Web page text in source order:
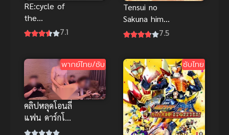
RE:cycle of
the
PENGUINDR
เมะดราม่า
ลึกลับสุดป่วน
7.1
Tensui no
Sakuna hime
เจ้าหญิงซาคุ7.5
พากย์ไทย/ซับ
คลิปหลุดโอนลี่
แฟน ดาร์กโน
วัน ร้องเพลง
ซับไทย